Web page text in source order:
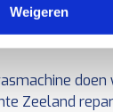
Weigeren
doen
Zeeland